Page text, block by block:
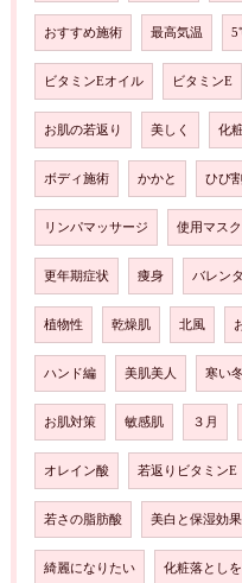
おすすめ施術 最高気温
ビタミンEオイル ビタミンE
お肌の若返り 美しく 化
ボディ施術 かかと ひび
リンパマッサージ 使用マスク
更年期症状 痩身 バレン
植物性 乾燥肌 北風
ハンド編 美肌美人 寒い
お肌対策 敏感肌 ３月
オレイン酸 若返りビタミンE
若さの脂肪酸 美白と保湿効果
綺麗になりたい 化粧落とし